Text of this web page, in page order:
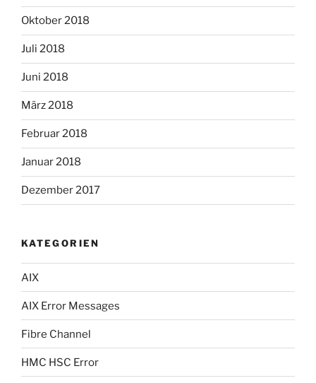
Oktober 2018
Juli 2018
Juni 2018
März 2018
Februar 2018
Januar 2018
Dezember 2017
KATEGORIEN
AIX
AIX Error Messages
Fibre Channel
HMC HSC Error